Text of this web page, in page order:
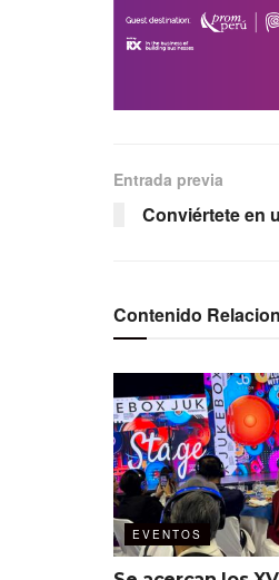
Entrada previa
Conviértete en
Contenido
EVENTOS